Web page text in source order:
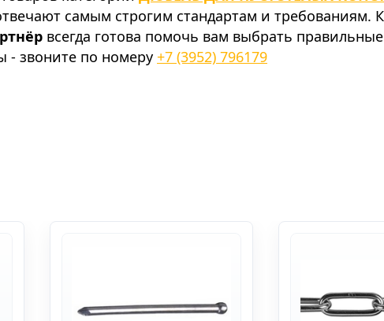
самым строгим стандартам и требованиям.
всегда готова помочь вам выбрать
- звоните по номеру +7 (3952) 796179